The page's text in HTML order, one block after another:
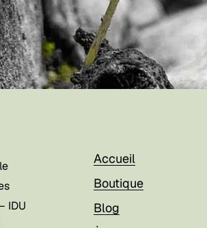
IDU
Accueil
Boutique
Blog